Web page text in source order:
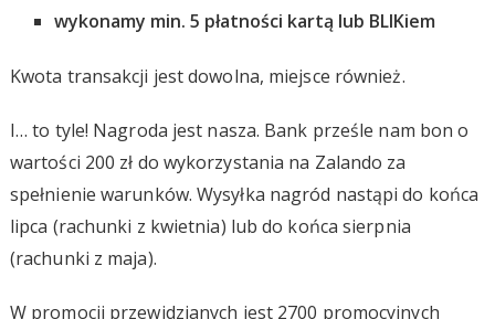
wykonamy min. 5 płatności kartą lub BLIKiem
Kwota transakcji jest dowolna, miejsce również.
I… to tyle! Nagroda jest nasza. Bank prześle nam bon o
wartości 200 zł do wykorzystania na Zalando za
spełnienie warunków. Wysyłka nagród nastąpi do końca
lipca (rachunki z kwietnia) lub do końca sierpnia
(rachunki z maja).
W promocji przewidzianych jest 2700 promocyjnych